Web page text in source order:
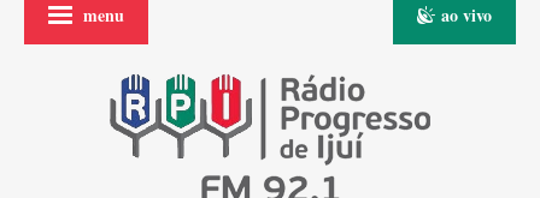
menu ao vivo